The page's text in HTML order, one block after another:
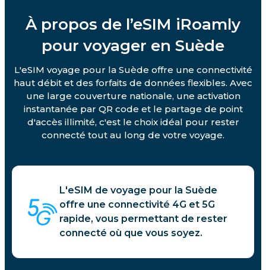
À propos de l’eSIM iRoamly
pour voyager en Suède
L'eSIM voyage pour la Suède offre une connectivité
haut débit et des forfaits de données flexibles. Avec
une large couverture nationale, une activation
instantanée par QR code et le partage de point
d'accès illimité, c'est le choix idéal pour rester
connecté tout au long de votre voyage.
L'eSIM de voyage pour la Suède
offre une connectivité 4G et 5G
rapide, vous permettant de rester
connecté où que vous soyez.